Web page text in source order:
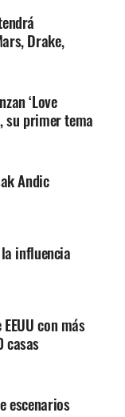
Drake,
‘Love
su primer tema
Andic
influencia
con más
casas
escenarios